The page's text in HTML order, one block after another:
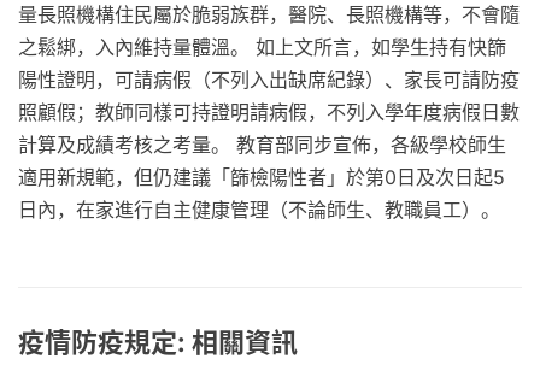
量長照機構住民屬於脆弱族群，醫院、長照機構等，不會隨
之鬆綁，入內維持量體溫。 如上文所言，如學生持有快篩
陽性證明，可請病假（不列入出缺席紀錄）、家長可請防疫
照顧假；教師同樣可持證明請病假，不列入學年度病假日數
計算及成績考核之考量。 教育部同步宣佈，各級學校師生
適用新規範，但仍建議「篩檢陽性者」於第0日及次日起5
日內，在家進行自主健康管理（不論師生、教職員工）。
疫情防疫規定: 相關資訊